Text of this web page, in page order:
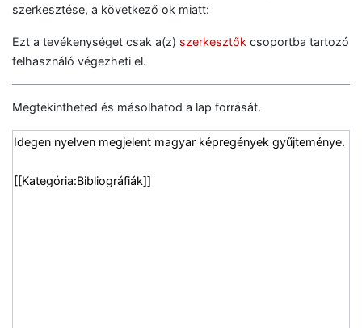
szerkesztése, a következő ok miatt:
Ezt a tevékenységet csak a(z) szerkesztők csoportba tartozó
felhasználó végezheti el.
Megtekintheted és másolhatod a lap forrását.